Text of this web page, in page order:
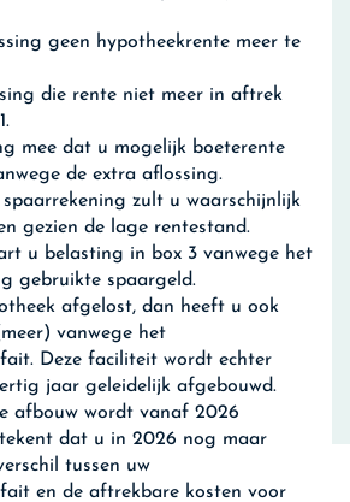
geen hypotheekrente meer te
die rente niet meer in aftrek
mee dat u mogelijk boeterente
de extra aflossing.
zult u waarschijnlijk
gezien de lage rentestand.
u belasting in box 3 vanwege het
gebruikte spaargeld.
afgelost, dan heeft u ook
vanwege het
Deze faciliteit wordt echter
jaar geleidelijk afgebouwd.
afbouw wordt vanaf 2026
dat u in 2026 nog maar
tussen uw
en de aftrekbare kosten voor